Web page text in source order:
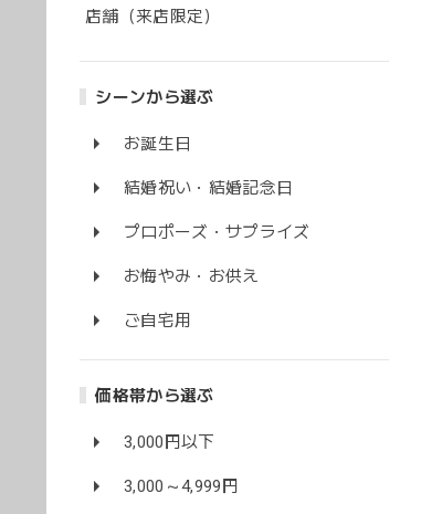
店舗（来店限定）
シーンから選ぶ
お誕生日
結婚祝い・結婚記念日
プロポーズ・サプライズ
お悔やみ・お供え
ご自宅用
価格帯から選ぶ
3,000円以下
3,000～4,999円